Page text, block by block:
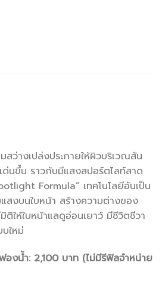
ว่างเปล่งประกายให้ผิวบริเวณสัน
ด่นขึ้น ราวกับมีแสงสปอร์ตไลท์สาด
Formula” เทคโนโลยีอันเป็น
งบนใบหน้า สร้างความต่างของ
ติให้ใบหน้าแลดูอ่อนเยาว์ มีชีวิตชีวา
ใหม่
องน้ำ: 2,100 บาท (ไม่มีรีฟิลจำหน่าย